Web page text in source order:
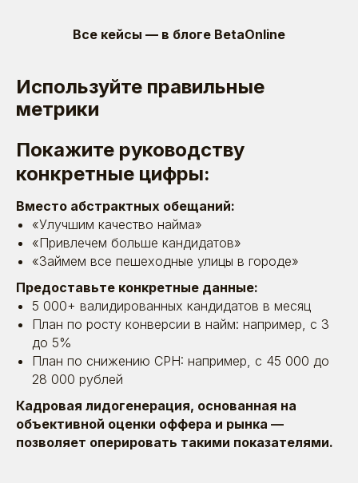
Все кейсы — в блоге BetaOnline
Используйте правильные
метрики
Покажите руководству
конкретные цифры:
Вместо абстрактных обещаний:
«Улучшим качество найма»
«Привлечем больше кандидатов»
«Займем все пешеходные улицы в городе»
Предоставьте конкретные данные:
5 000+ валидированных кандидатов в месяц
План по росту конверсии в найм: например, с 3
до 5%
План по снижению CPH: например, с 45 000 до
28 000 рублей
Кадровая лидогенерация, основанная на
объективной оценки оффера и рынка —
позволяет оперировать такими показателями.
а потом ушла в горнорудную
Время прочтения: ~ 15 минут
Стоимость поиска персонала растёт
быстрее грибов: как сохранять
бюджет HR летом и зимой
Время прочтения: ~ 10 минуты Статьи